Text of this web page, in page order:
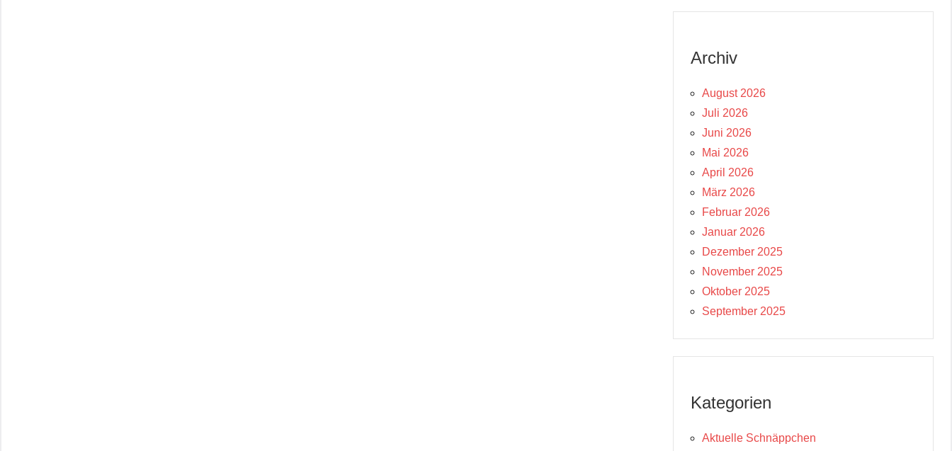
Archiv
August 2026
Juli 2026
Juni 2026
Mai 2026
April 2026
März 2026
Februar 2026
Januar 2026
Dezember 2025
November 2025
Oktober 2025
September 2025
Kategorien
Aktuelle Schnäppchen